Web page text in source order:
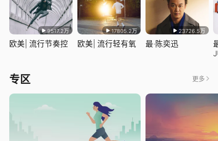
9517.2万
欧美| 流行节奏控
17805.2万
欧美| 流行轻有氧
23726.5万
最·陈奕迅
专区 更多